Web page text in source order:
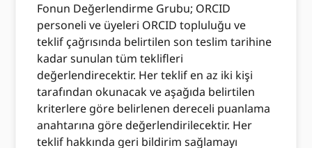
Fonun Değerlendirme Grubu; ORCID
personeli ve üyeleri ORCID topluluğu ve
teklif çağrısında belirtilen son teslim tarihine
kadar sunulan tüm teklifleri
değerlendirecektir. Her teklif en az iki kişi
tarafından okunacak ve aşağıda belirtilen
kriterlere göre belirlenen dereceli puanlama
anahtarına göre değerlendirilecektir. Her
teklif hakkında geri bildirim sağlamayı